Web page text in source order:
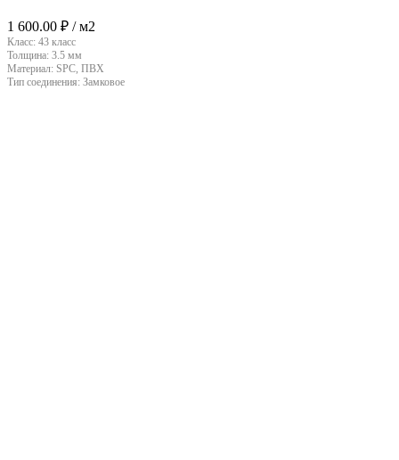
1 600.00 ₽ / м2
Класс: 43 класс
Толщина: 3.5 мм
Материал: SPC, ПВХ
Тип соединения: Замковое